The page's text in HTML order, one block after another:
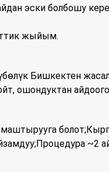
эски болбошу
жыйым.
Бишкектен
ошондуктан
~2